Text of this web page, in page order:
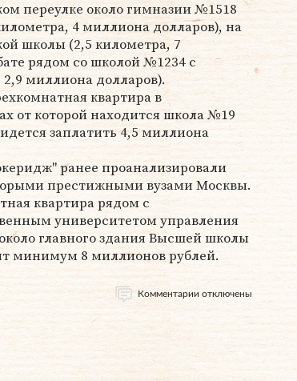
переулке около гимназии №1518
4 миллиона долларов), на
школы (2,5 километра, 7
рядом со школой №1234 с
миллиона долларов).
квартира в
от которой находится школа №19
заплатить 4,5 миллиона
ранее проанализировали
престижными вузами Москвы.
квартира рядом с
университетом управления
главного здания Высшей школы
минимум 8 миллионов рублей.
Комментарии отключены